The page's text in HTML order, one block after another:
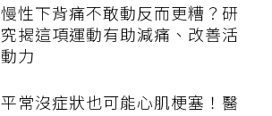
慢性下背痛不敢動反而更糟？研
究揭這項運動有助減痛、改善活
動力
平常沒症狀也可能心肌梗塞！醫